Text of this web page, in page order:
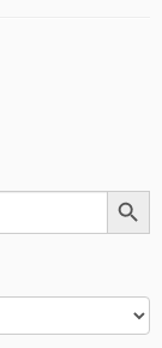
Search Button